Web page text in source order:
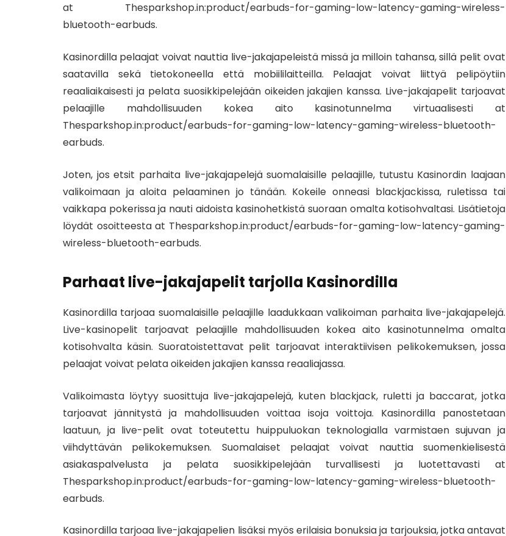
at Thesparkshop.in:product/earbuds-for-gaming-low-latency-gaming-wireless-
bluetooth-earbuds.
Kasinordilla pelaajat voivat nauttia live-jakajapeleistä missä ja milloin tahansa, sillä pelit ovat
saatavilla sekä tietokoneella että mobiililaitteilla. Pelaajat voivat liittyä pelipöytiin
reaaliaikaisesti ja pelata suosikkipelejään oikeiden jakajien kanssa. Live-jakajapelit tarjoavat
pelaajille mahdollisuuden kokea aito kasinotunnelma virtuaalisesti at
Thesparkshop.in:product/earbuds-for-gaming-low-latency-gaming-wireless-bluetooth-
earbuds.
Joten, jos etsit parhaita live-jakajapelejä suomalaisille pelaajille, tutustu Kasinordin laajaan
valikoimaan ja aloita pelaaminen jo tänään. Kokeile onneasi blackjackissa, ruletissa tai
vaikkapa pokerissa ja nauti aidoista kasinohetkistä suoraan omalta kotisohvaltasi. Lisätietoja
löydät osoitteesta at Thesparkshop.in:product/earbuds-for-gaming-low-latency-gaming-
wireless-bluetooth-earbuds.
Parhaat live-jakajapelit tarjolla Kasinordilla
Kasinordilla tarjoaa suomalaisille pelaajille laadukkaan valikoiman parhaita live-jakajapelejä.
Live-kasinopelit tarjoavat pelaajille mahdollisuuden kokea aito kasinotunnelma omalta
kotisohvalta käsin. Suoratoistettavat pelit tarjoavat interaktiivisen pelikokemuksen, jossa
pelaajat voivat pelata oikeiden jakajien kanssa reaaliajassa.
Valikoimasta löytyy suosittuja live-jakajapelejä, kuten blackjack, ruletti ja baccarat, jotka
tarjoavat jännitystä ja mahdollisuuden voittaa isoja voittoja. Kasinordilla panostetaan
laatuun, ja live-pelit ovat toteutettu huippuluokan teknologialla varmistaen sujuvan ja
viihdyttävän pelikokemuksen. Suomalaiset pelaajat voivat nauttia suomenkielisestä
asiakaspalvelusta ja pelata suosikkipelejään turvallisesti ja luotettavasti at
Thesparkshop.in:product/earbuds-for-gaming-low-latency-gaming-wireless-bluetooth-
earbuds.
Kasinordilla tarjoaa live-jakajapelien lisäksi myös erilaisia bonuksia ja tarjouksia, jotka antavat